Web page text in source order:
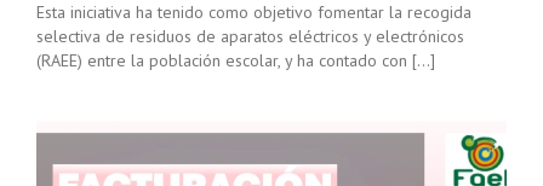
Esta iniciativa ha tenido como objetivo fomentar la recogida
selectiva de residuos de aparatos eléctricos y electrónicos
(RAEE) entre la población escolar, y ha contado con […]